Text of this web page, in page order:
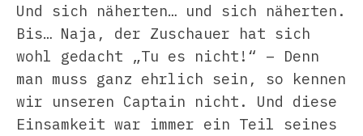
Und sich näherten… und sich näherten.
Bis… Naja, der Zuschauer hat sich
wohl gedacht „Tu es nicht!“ – Denn
man muss ganz ehrlich sein, so kennen
wir unseren Captain nicht. Und diese
Einsamkeit war immer ein Teil seines